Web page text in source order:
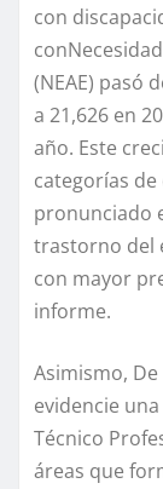
con
(NEAE) pasó
a 21,626 en
año. Este
categorías
pronunciado
trastorno del
con mayor
informe.
Asimismo,
evidencie
Técnico
áreas que